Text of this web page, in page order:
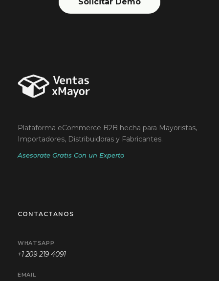
Plataforma eCommerce B2B hecha para Mayoristas,
Importadores, Distribuidoras y Fabricantes.
Asesorate Gratis Con un Experto
CONTACTANOS
WHATSAPP
+1 209 219 4091
EMAIL